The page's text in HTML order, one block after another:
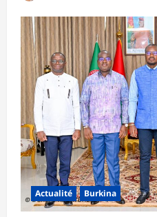
Actualité Burkina